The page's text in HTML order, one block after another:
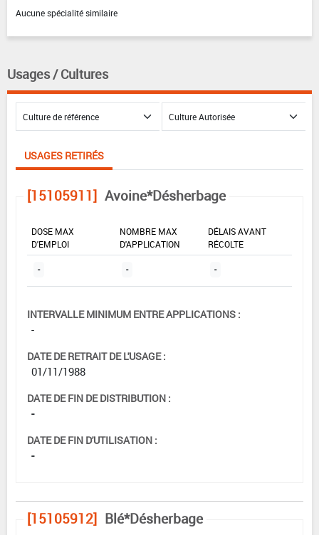
Aucune spécialité similaire
Usages / Cultures
USAGES RETIRÉS
[15105911] Avoine*Désherbage
DOSE MAX
D'EMPLOI
NOMBRE MAX
D'APPLICATION
DÉLAIS AVANT
RÉCOLTE
- - -
INTERVALLE MINIMUM ENTRE APPLICATIONS :
-
DATE DE RETRAIT DE L'USAGE :
01/11/1988
DATE DE FIN DE DISTRIBUTION :
-
DATE DE FIN D'UTILISATION :
-
[15105912] Blé*Désherbage